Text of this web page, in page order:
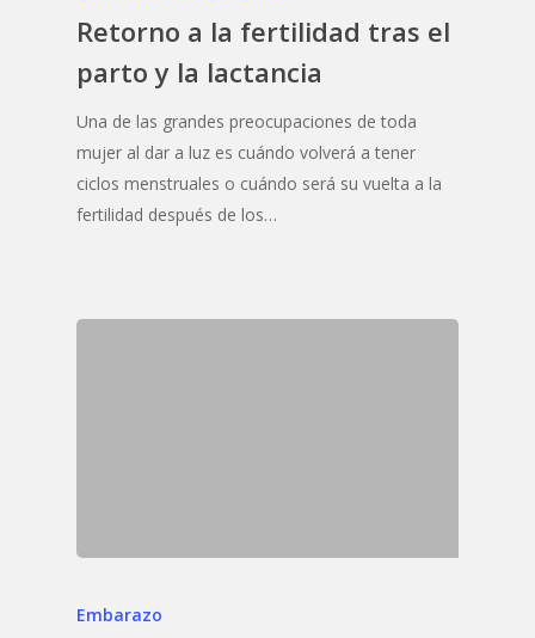
Retorno a la fertilidad tras el
parto y la lactancia
Una de las grandes preocupaciones de toda
mujer al dar a luz es cuándo volverá a tener
ciclos menstruales o cuándo será su vuelta a la
fertilidad después de los…
Embarazo